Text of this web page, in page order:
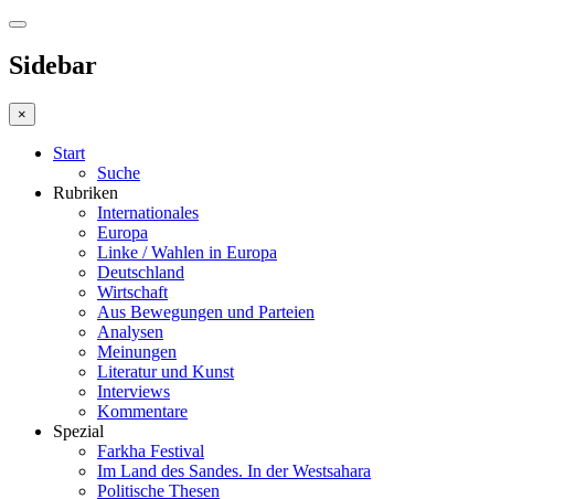
Sidebar
×
Start
Suche
Rubriken
Internationales
Europa
Linke / Wahlen in Europa
Deutschland
Wirtschaft
Aus Bewegungen und Parteien
Analysen
Meinungen
Literatur und Kunst
Interviews
Kommentare
Spezial
Farkha Festival
Im Land des Sandes. In der Westsahara
Politische Thesen